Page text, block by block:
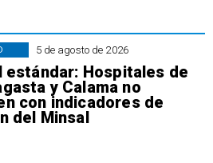
5 de agosto de 2026
estándar: Hospitales de
y Calama no
con indicadores de
del Minsal